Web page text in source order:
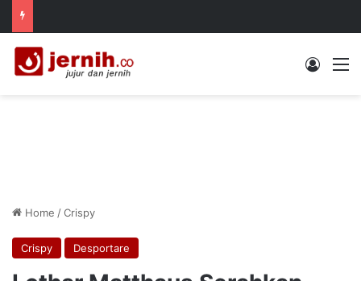
Log In
Home /Crispy
Crispy Desportare